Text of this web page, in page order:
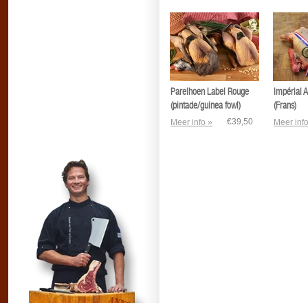
Parelhoen Label Rouge
(pintade/guinea fowl)
Meer info » €39,50
Impérial
(Frans)
Meer